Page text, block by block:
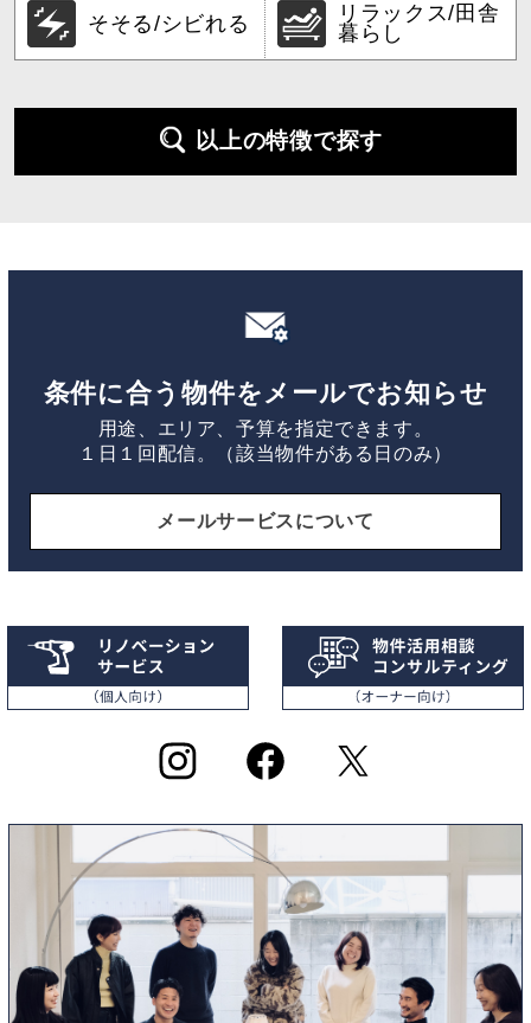
そそる/シビれる
リラックス/田舎
暮らし
以上の特徴で探す
条件に合う物件をメールでお知らせ
用途、エリア、予算を指定できます。
１日１回配信。（該当物件がある日のみ）
メールサービスについて